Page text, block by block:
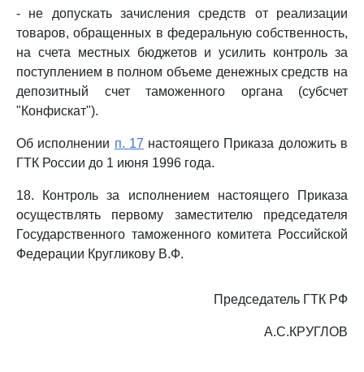
- не допускать зачисления средств от реализации
товаров, обращенных в федеральную собственность,
на счета местных бюджетов и усилить контроль за
поступлением в полном объеме денежных средств на
депозитный счет таможенного органа (субсчет
"Конфискат").
Об исполнении п. 17 настоящего Приказа доложить в
ГТК России до 1 июня 1996 года.
18. Контроль за исполнением настоящего Приказа
осуществлять первому заместителю председателя
Государственного таможенного комитета Российской
Федерации Кругликову В.Ф.
Председатель ГТК РФ
А.С.КРУГЛОВ